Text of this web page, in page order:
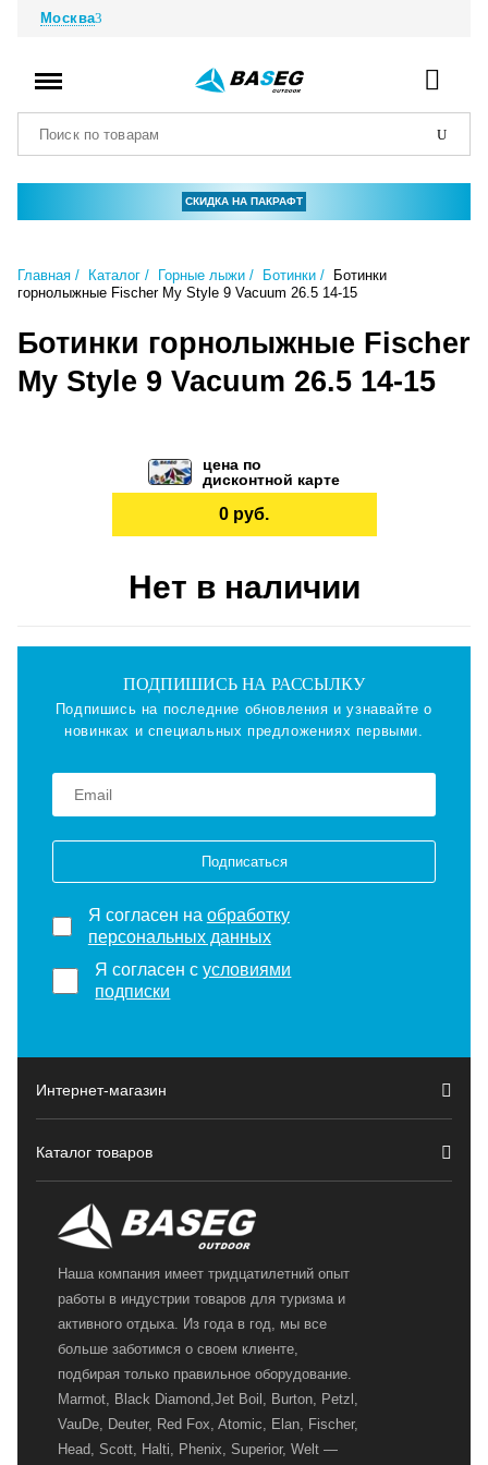
Москва
СКИДКА НА ПАКРАФТ
Главная Каталог Горные лыжи Ботинки
Ботинки
горнолыжные Fischer My Style 9 Vacuum 26.5 14-15
Ботинки горнолыжные Fischer
My Style 9 Vacuum 26.5 14-15
цена по
дисконтной карте
0 руб.
Нет в наличии
ПОДПИШИСЬ НА РАССЫЛКУ
Подпишись на последние обновления и узнавайте о
новинках и специальных предложениях первыми.
Подписаться
Я согласен на обработку
персональных данных
Я согласен сусловиями
подписки
Интернет-магазин
Каталог товаров
Наша компания имеет тридцатилетний опыт
работы в индустрии товаров для туризма и
активного отдыха. Из года в год, мы все
больше заботимся о своем клиенте,
подбирая только правильное оборудование.
Marmot, Black Diamond,Jet Boil, Burton, Petzl,
VauDe, Deuter, Red Fox, Atomic, Elan, Fischer,
Head, Scott, Halti, Phenix, Superior, Welt —